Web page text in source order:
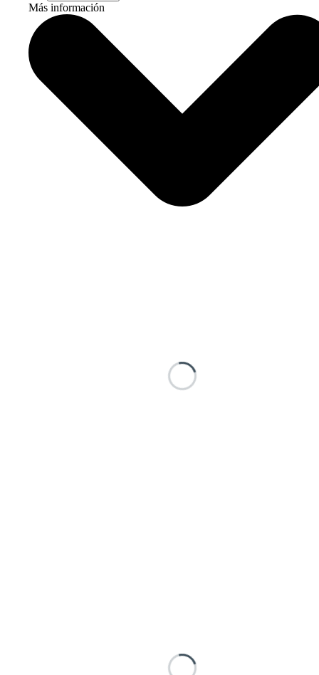
Más información